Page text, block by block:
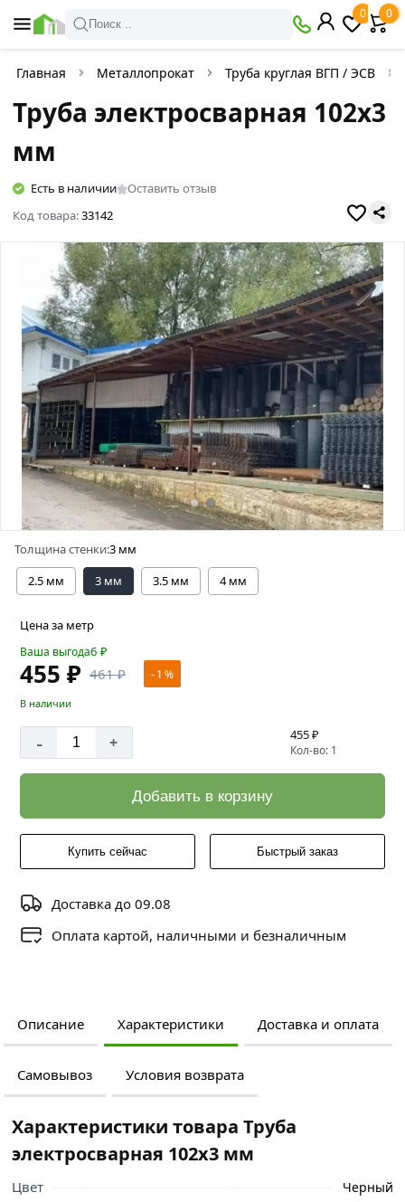
Поиск ..
0 0
Главная Металлопрокат Труба круглая ВГП / ЭСВ
Труба электросварная 102х3
мм
Есть в наличии
Оставить отзыв
Код товара:33142
Толщина стенки:3 мм
2.5 мм
3 мм 3.5 мм 4 мм
Цена за метр
Ваша выгода6 ₽
455 ₽ 461 ₽ - 1 %
В наличии
- + 455 ₽
Кол-во: 1
Добавить в корзину
Купить сейчас Быстрый заказ
Доставка до 09.08
Оплата картой, наличными и безналичным
Описание Характеристики Доставка и оплата
Самовывоз Условия возврата
Характеристики товара Труба
электросварная 102х3 мм
Цвет Черный